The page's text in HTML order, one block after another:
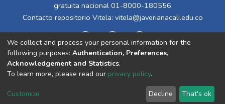
gratuita nacional 01-8000-180556
Contacto repositorio Vitela: vitela@javerianacali.edu.co
Cookie
End User
Agreement
Send
Feedback
We collect and process your personal information for the
following purposes: Authentication, Preferences,
Acknowledgement and Statistics.
To learn more, please read our privacy policy.
Customize Decline That's ok